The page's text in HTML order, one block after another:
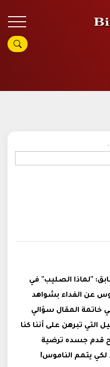
"لماذا الصليب" في
عن الفداء بشواهد
خاتمة المقال سؤالي
تبرهن على أننا كنا
قدم جسده ترضية
يتمم الناموس!